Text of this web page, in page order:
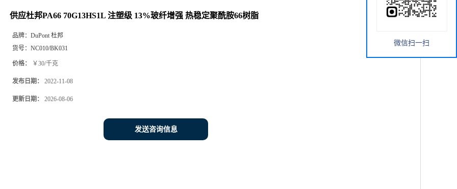
供应杜邦PA66 70G13HS1L 注塑级 13%玻纤增强 热稳定聚酰胺66树脂
品牌： DuPont 杜邦
货号： NC010/BK031
价格： ￥30/千克
发布日期： 2022-11-08
更新日期： 2026-08-06
发送咨询信息
微信扫一扫